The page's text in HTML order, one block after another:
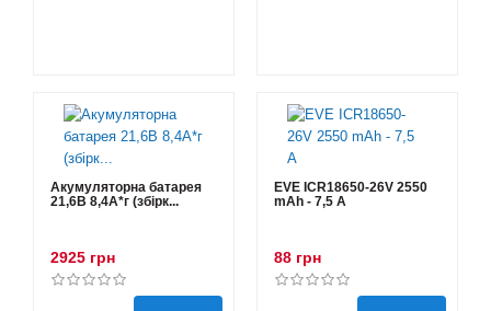
Акумуляторна батарея
21,6В 8,4A*г (збірк...
2925 грн
EVE ICR18650-26V 2550
mAh - 7,5 А
88 грн